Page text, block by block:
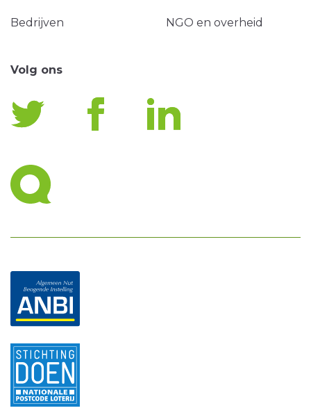
Bedrijven NGO en overheid
Volg ons